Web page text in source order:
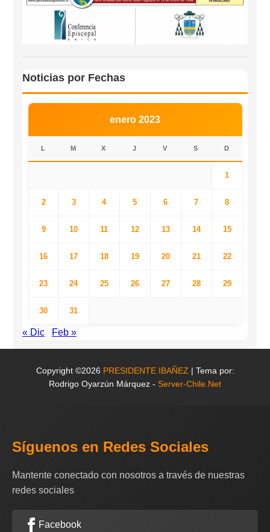
Noticias por Fechas
enero 2023
L M X J V S D
1
2 3 4 5 6 7 8
9 10 11 12 13 14 15
16 17 18 19 20 21 22
23 24 25 26 27 28 29
30 31
« Dic Feb »
Copyright ©2026 PRESIDENTE IBAÑEZ | Tema por:
Rodrigo Oyarzún Márquez - Server-Chile.Net
Síguenos en Redes Sociales
Mantente conectado con nosotros a través de nuestras
redes sociales
Facebook